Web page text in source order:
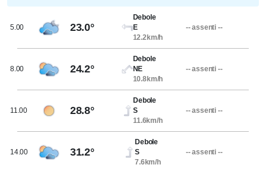
5.00 23.0°
Debole
E
12.2km/h
-- assenti --
8.00 24.2°
Debole
NE
10.8km/h
-- assenti --
11.00 28.8°
Debole
S
11.6km/h
-- assenti --
14.00 31.2°
Debole
S
7.6km/h
-- assenti --